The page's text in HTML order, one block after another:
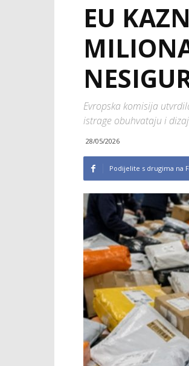
EU
Evropska komisija
istrage obuhvataju i
28/05/2026
Podijelite s drugima na